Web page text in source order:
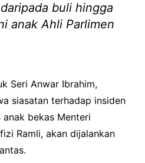
buli hingga
anak Ahli Parlimen
Seri Anwar Ibrahim,
siasatan terhadap insiden
bekas Menteri
Ramli, akan dijalankan